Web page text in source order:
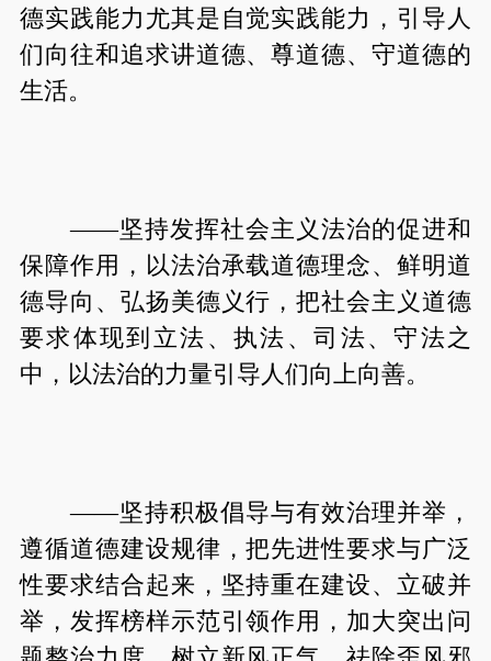
德实践能力尤其是自觉实践能力，引导人
们向往和追求讲道德、尊道德、守道德的
生活。
——坚持发挥社会主义法治的促进和
保障作用，以法治承载道德理念、鲜明道
德导向、弘扬美德义行，把社会主义道德
要求体现到立法、执法、司法、守法之
中，以法治的力量引导人们向上向善。
——坚持积极倡导与有效治理并举，
遵循道德建设规律，把先进性要求与广泛
性要求结合起来，坚持重在建设、立破并
举，发挥榜样示范引领作用，加大突出问